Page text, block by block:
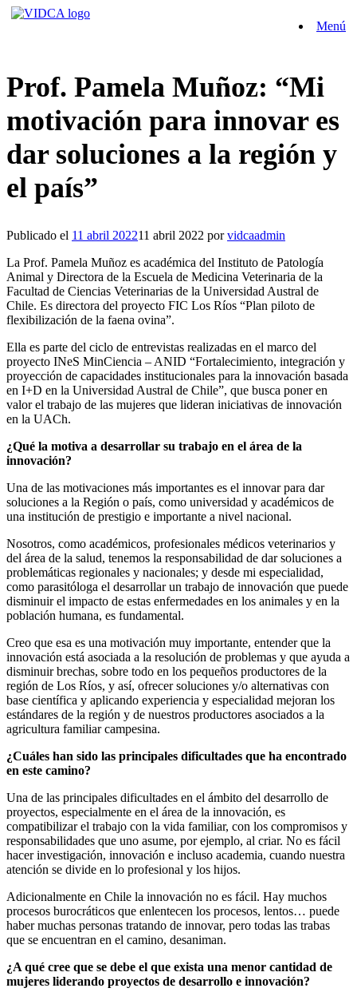
Saltar
Menú
Prof. Pamela Muñoz: “Mi
motivación para innovar es
dar soluciones a la región y
el país”
Publicado el 11 abril 202211 abril 2022 porvidcaadmin
La Prof. Pamela Muñoz es académica del Instituto de Patología
Animal y Directora de la Escuela de Medicina Veterinaria de la
Facultad de Ciencias Veterinarias de la Universidad Austral de
Chile. Es directora del proyecto FIC Los Ríos “Plan piloto de
flexibilización de la faena ovina”.
Ella es parte del ciclo de entrevistas realizadas en el marco del
proyecto INeS MinCiencia – ANID “Fortalecimiento, integración y
proyección de capacidades institucionales para la innovación basada
en I+D en la Universidad Austral de Chile”, que busca poner en
valor el trabajo de las mujeres que lideran iniciativas de innovación
en la UACh.
¿Qué la motiva a desarrollar su trabajo en el área de la
innovación?
Una de las motivaciones más importantes es el innovar para dar
soluciones a la Región o país, como universidad y académicos de
una institución de prestigio e importante a nivel nacional.
Nosotros, como académicos, profesionales médicos veterinarios y
del área de la salud, tenemos la responsabilidad de dar soluciones a
problemáticas regionales y nacionales; y desde mi especialidad,
como parasitóloga el desarrollar un trabajo de innovación que puede
disminuir el impacto de estas enfermedades en los animales y en la
población humana, es fundamental.
Creo que esa es una motivación muy importante, entender que la
innovación está asociada a la resolución de problemas y que ayuda a
disminuir brechas, sobre todo en los pequeños productores de la
región de Los Ríos, y así, ofrecer soluciones y/o alternativas con
base científica y aplicando experiencia y especialidad mejoran los
estándares de la región y de nuestros productores asociados a la
agricultura familiar campesina.
¿Cuáles han sido las principales dificultades que ha encontrado
en este camino?
Una de las principales dificultades en el ámbito del desarrollo de
proyectos, especialmente en el área de la innovación, es
compatibilizar el trabajo con la vida familiar, con los compromisos y
responsabilidades que uno asume, por ejemplo, al criar. No es fácil
hacer investigación, innovación e incluso academia, cuando nuestra
atención se divide en lo profesional y los hijos.
Adicionalmente en Chile la innovación no es fácil. Hay muchos
procesos burocráticos que enlentecen los procesos, lentos… puede
haber muchas personas tratando de innovar, pero todas las trabas
que se encuentran en el camino, desaniman.
¿A qué cree que se debe el que exista una menor cantidad de
mujeres liderando proyectos de desarrollo e innovación?